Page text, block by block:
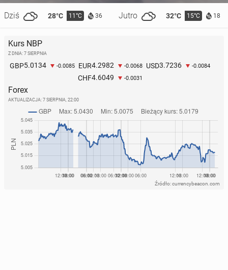
Dziś 28°C 11°C 36 Jutro 32°C 15°C 18
Kurs NBP
Z DNIA: 7 SIERPNIA
GBP5.0134 -0.0085 EUR4.2982 -0.0068 USD3.7236 -0.0084
CHF4.6049 -0.0031
Forex
AKTUALIZACJA: 7 SIERPNIA, 22:00
Źródło: currencybeacon.com